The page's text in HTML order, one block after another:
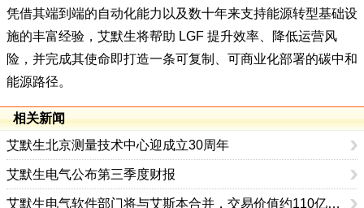
凭借其端到端的自动化能力以及数十年来支持能源转型基础设
施的丰富经验，艾默生将帮助 LGF 提升效率、降低运营风
险，并完成其使命即打造一条可复制、可商业化部署的碳中和
能源路径。
相关新闻
艾默生北京测量技术中心迎成立30周年
艾默生电气公布第三季度财报
艾默生电气软件部门将与艾斯本合并，交易价值约110亿美元